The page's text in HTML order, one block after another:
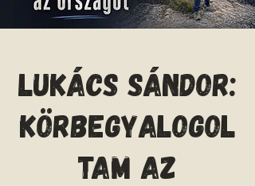
Lukács Sándor:
Körbegyalogol
tam az